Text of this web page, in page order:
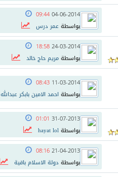
04-06-2014
09:44
بواسطةعمر درس
24-03-2014
18:58
بواسطةمريم حاج خالد
11-03-2014
08:43
بواسطة احمد الامين بابكر عبدالله
31-07-2013
01:01
بواسطةhayat lol
21-04-2013
08:16
بواسطة دولة الاسلام باقية